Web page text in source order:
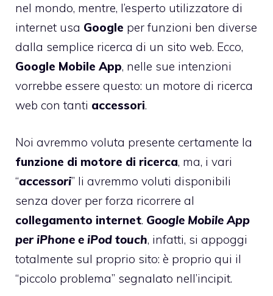
nel mondo, mentre, l’esperto utilizzatore di
internet usa Google per funzioni ben diverse
dalla semplice ricerca di un sito web. Ecco,
Google Mobile App, nelle sue intenzioni
vorrebbe essere questo: un motore di ricerca
web con tanti accessori.
Noi avremmo voluta presente certamente la
funzione di motore di ricerca, ma, i vari
“accessori” li avremmo voluti disponibili
senza dover per forza ricorrere al
collegamento internet. Google Mobile App
per iPhone e iPod touch, infatti, si appoggi
totalmente sul proprio sito: è proprio qui il
“piccolo problema” segnalato nell’incipit.